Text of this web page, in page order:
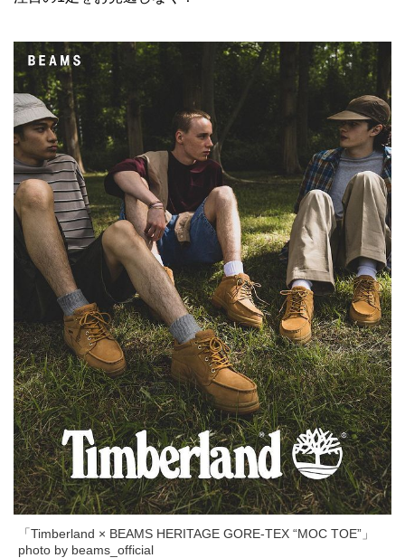
「Timberland × BEAMS HERITAGE GORE-TEX “MOC TOE”」
photo by beams_official